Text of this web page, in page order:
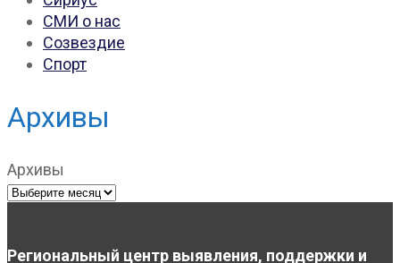
СМИ о нас
Созвездие
Спорт
Архивы
Архивы
Региональный центр выявления, поддержки и